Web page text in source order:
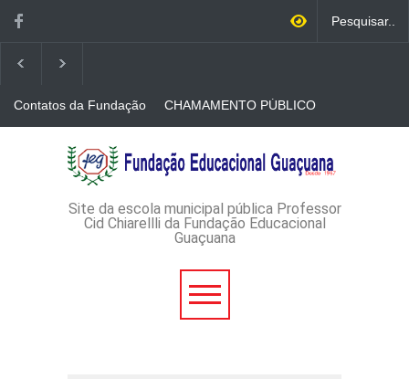
Contatos da Fundação
CHAMAMENTO PÚBLICO
CREDENCIAMENTO DE
IMPRESSOS
AVISO DE DISPENSA DE
LICITAÇÃO - DISPENSA DE
LICITAÇÃO Nº 53/2026-
ADMINISTRATIVO Nº
Site da escola municipal pública Professor
Cid Chiarellli da Fundação Educacional
Guaçuana